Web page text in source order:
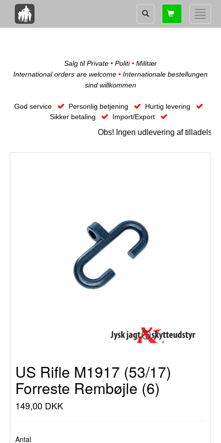
Toggle
Shopping
card
Salg til Private • Politi• Militær
International orders are welcome • Internationale bestellungen
sind willkommen
God service Personlig betjening
Hurtig levering
Sikker betaling
Import/Export
Obs! Ingen udlevering af
US Rifle M1917 (53/17)
Forreste Rembøjle (6)
149,00 DKK
Antal